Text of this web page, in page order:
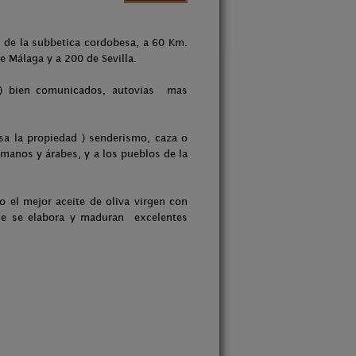
la subbetica cordobesa, a 60 Km.
Málaga y a 200 de Sevilla.
comunicados, autovias mas
la propiedad ) senderismo, caza o
y árabes, y a los pueblos de la
el mejor aceite de oliva virgen con
se elabora y maduran excelentes